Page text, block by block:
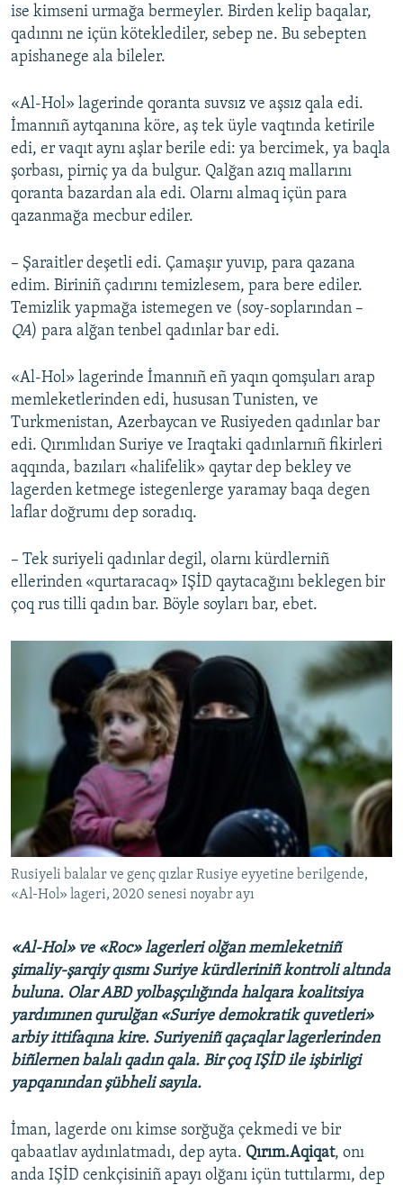
ise kimseni urmağa bermeyler. Birden kelip baqalar,
qadınnı ne içün köteklediler, sebep ne. Bu sebepten
apishanege ala bileler.
«Al-Hol» lagerinde qoranta suvsız ve aşsız qala edi.
İmannıñ aytqanına köre, aş tek üyle vaqtında ketirile
edi, er vaqıt aynı aşlar berile edi: ya bercimek, ya baqla
şorbası, pirniç ya da bulgur. Qalğan azıq mallarını
qoranta bazardan ala edi. Olarnı almaq içün para
qazanmağa mecbur ediler.
– Şaraitler deşetli edi. Çamaşır yuvıp, para qazana
edim. Biriniñ çadırını temizlesem, para bere ediler.
Temizlik yapmağa istemegen ve (soy-soplarından –
QA) para alğan tenbel qadınlar bar edi.
«Al-Hol» lagerinde İmannıñ eñ yaqın qomşuları arap
memleketlerinden edi, hususan Tunisten, ve
Turkmenistan, Azerbaycan ve Rusiyeden qadınlar bar
edi. Qırımlıdan Suriye ve Iraqtaki qadınlarnıñ fikirleri
aqqında, bazıları «halifelik» qaytar dep bekley ve
lagerden ketmege istegenlerge yaramay baqa degen
laflar doğrumı dep soradıq.
– Tek suriyeli qadınlar degil, olarnı kürdlerniñ
ellerinden «qurtaracaq» IŞİD qaytacağını beklegen bir
çoq rus tilli qadın bar. Böyle soyları bar, ebet.
Rusiyeli balalar ve genç qızlar Rusiye eyyetine berilgende,
«Al-Hol» lageri, 2020 senesi noyabr ayı
«Al-Hol» ve «Roc» lagerleri olğan memleketniñ
şimaliy-şarqiy qısmı Suriye kürdleriniñ kontroli altında
buluna. Olar ABD yolbaşçılığında halqara koalitsiya
yardımınen qurulğan «Suriye demokratik quvetleri»
arbiy ittifaqına kire. Suriyeniñ qaçaqlar lagerlerinden
biñlernen balalı qadın qala. Bir çoq IŞİD ile işbirligi
yapqanından şübheli sayıla.
İman, lagerde onı kimse sorğuğa çekmedi ve bir
qabaatlav aydınlatmadı, dep ayta. Qırım.Aqiqat, onı
anda IŞİD cenkçisiniñ apayı olğanı içün tuttılarmı, dep